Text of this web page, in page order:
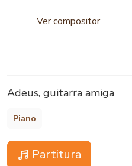
Ver compositor
Adeus, guitarra amiga
Piano
Partitura